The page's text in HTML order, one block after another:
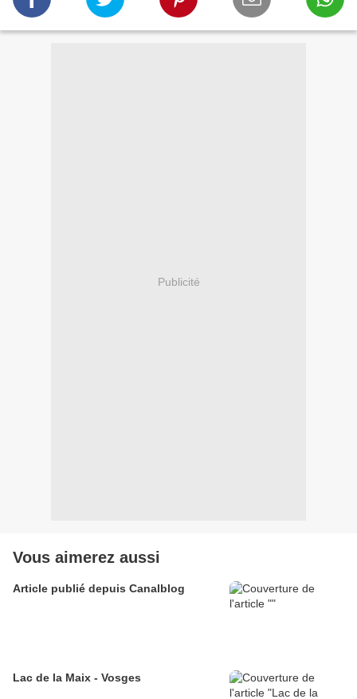
Publicité
Vous aimerez aussi
Article publié depuis Canalblog
Lac de la Maix - Vosges